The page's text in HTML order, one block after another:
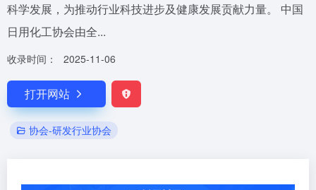
科学发展，为推动行业科技进步及健康发展贡献力量。 中国
日用化工协会由全...
收录时间： 2025-11-06
打开网站
协会-研发行业协会